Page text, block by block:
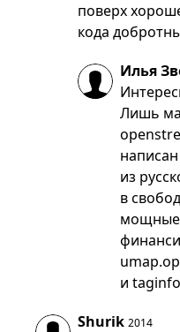
поверх
кода
Илья
Лишь
из
в
мощные
и
Shurik 2014